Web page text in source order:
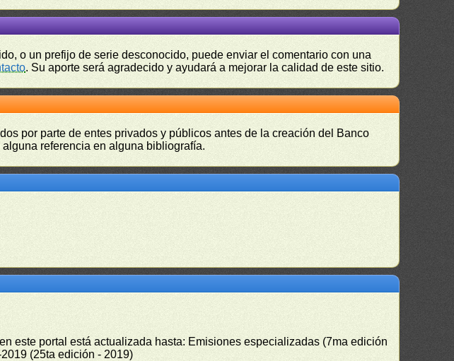
o un prefijo de serie desconocido, puede enviar el comentario con una
. Su aporte será agradecido y ayudará a mejorar la calidad de este sitio.
por parte de entes privados y públicos antes de la creación del Banco
referencia en alguna bibliografía.
este portal está actualizada hasta: Emisiones especializadas (7ma edición
(25ta edición - 2019)